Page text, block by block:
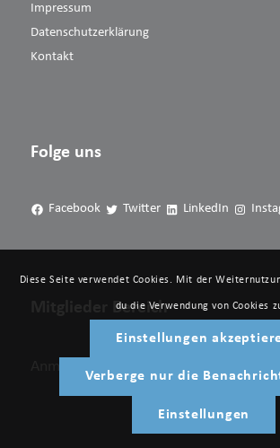
Impressum
Datenschutzerklärung
Kontakt
Folge uns
Facebook Twitter LinkedIn
Mitglieder Bereich
Anmelden
Diese Seite verwendet Cookies. Mit der
du die Verwendung von Cookies
Einstellungen
Verberge nur die
Einstellungen